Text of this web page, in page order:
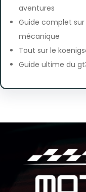
aventures
Guide complet
mécanique
Tout sur le
Guide ultime du